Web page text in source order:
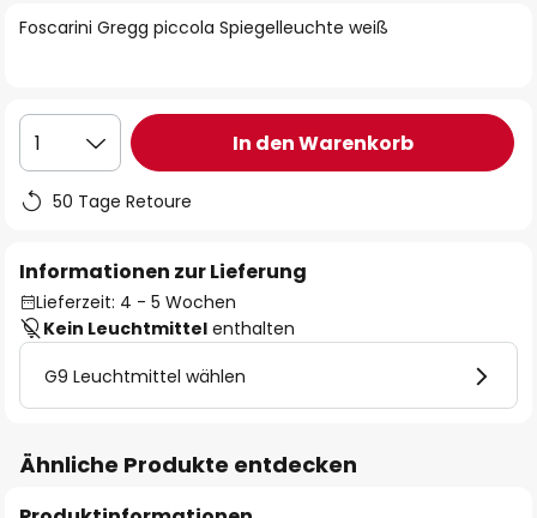
Foscarini Gregg piccola Spiegelleuchte weiß
1 In den Warenkorb
50 Tage Retoure
Informationen zur Lieferung
Lieferzeit: 4 - 5 Wochen
Kein Leuchtmittel enthalten
G9 Leuchtmittel wählen
Ähnliche Produkte entdecken